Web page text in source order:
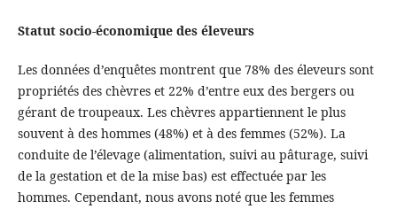
Statut socio-économique des éleveurs
Les données d’enquêtes montrent que 78% des éleveurs sont
propriétés des chèvres et 22% d’entre eux des bergers ou
gérant de troupeaux. Les chèvres appartiennent le plus
souvent à des hommes (48%) et à des femmes (52%). La
conduite de l’élevage (alimentation, suivi au pâturage, suivi
de la gestation et de la mise bas) est effectuée par les
hommes. Cependant, nous avons noté que les femmes